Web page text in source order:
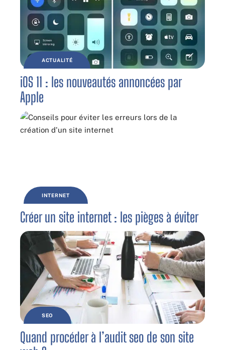
ACTUALITÉ
iOS 11 : les nouveautés annoncées par
Apple
INTERNET
Créer un site internet : les pièges à éviter
SEO
Quand procéder à l’audit seo de son site